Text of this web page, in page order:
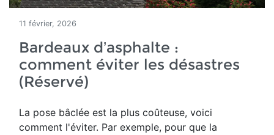
11 février, 2026
Bardeaux d’asphalte :
comment éviter les désastres
(Réservé)
La pose bâclée est la plus coûteuse, voici
comment l'éviter. Par exemple, pour que la